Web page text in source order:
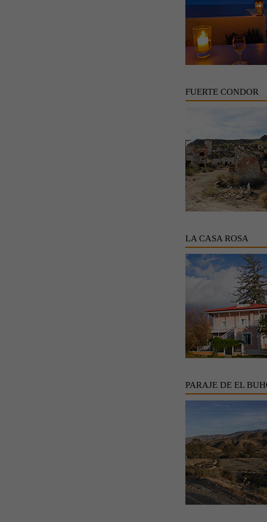
FUERTE CONDOR
LA CASA ROSA
PARAJE DE EL